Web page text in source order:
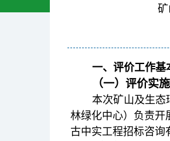
一、评价工作基
（一）评价实
本次矿山及生态
林绿化中心）负责
古中实工程招标咨询